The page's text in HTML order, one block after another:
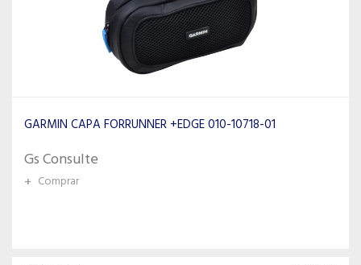
GARMIN CAPA FORRUNNER +EDGE 010-10718-01
Gs Consulte
+ Comprar